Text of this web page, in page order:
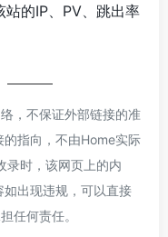
的IP、PV、跳出率
，不保证外部链接的准
指向，不由Home实际
时，该网页上的内
出现违规，可以直接
任何责任。